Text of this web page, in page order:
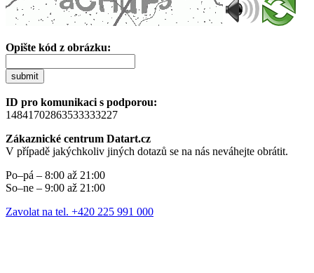
Opište kód z obrázku:
submit
ID pro komunikaci s podporou:
14841702863533333227
Zákaznické centrum Datart.cz
V případě jakýchkoliv jiných dotazů se na nás neváhejte obrátit.
Po–pá – 8:00 až 21:00
So–ne – 9:00 až 21:00
Zavolat na tel. +420 225 991 000